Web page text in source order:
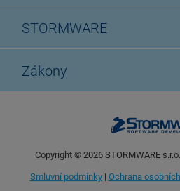
STORMWARE
Zákony
Copyright © 2026STORMWARE
Smluvní podmínky| Ochrana